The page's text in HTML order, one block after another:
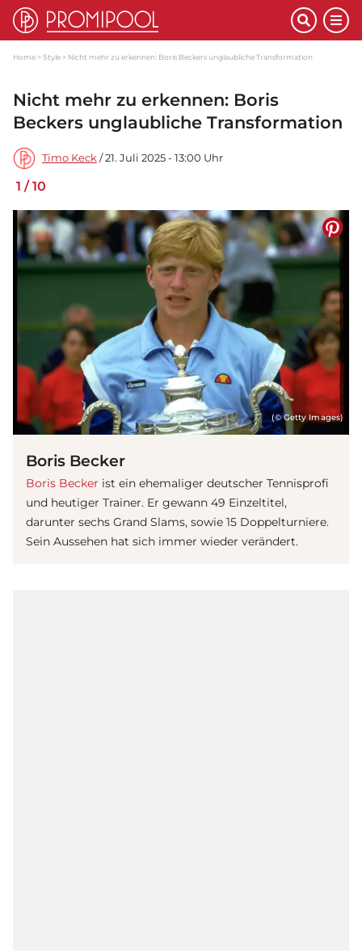
Home Style Nicht mehr zu erkennen: Boris Beckers unglaubliche Transformation
Nicht mehr zu erkennen: Boris
Beckers unglaubliche Transformation
Timo Keck / 21. Juli 2025 - 13:00 Uhr
1 /10
(© Getty Images)
Boris Becker
Boris Becker ist ein ehemaliger deutscher Tennisprofi
und heutiger Trainer. Er gewann 49 Einzeltitel,
darunter sechs Grand Slams, sowie 15 Doppelturniere.
Sein Aussehen hat sich immer wieder verändert.